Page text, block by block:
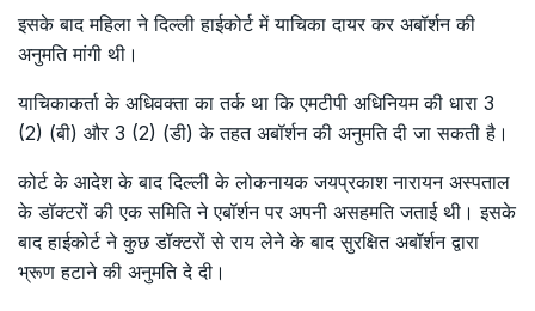
इसके बाद महिला ने दिल्ली हाईकोर्ट में याचिका दायर कर अबॉर्शन की
अनुमति मांगी थी।
याचिकाकर्ता के अधिवक्ता का तर्क था कि एमटीपी अधिनियम की धारा 3
(2) (बी) और 3 (2) (डी) के तहत अबॉर्शन की अनुमति दी जा सकती है।
कोर्ट के आदेश के बाद दिल्ली के लोकनायक जयप्रकाश नारायन अस्पताल
के डॉक्टरों की एक समिति ने एबॉर्शन पर अपनी असहमति जताई थी। इसके
बाद हाईकोर्ट ने कुछ डॉक्टरों से राय लेने के बाद सुरक्षित अबॉर्शन द्वारा
भ्रूण हटाने की अनुमति दे दी।